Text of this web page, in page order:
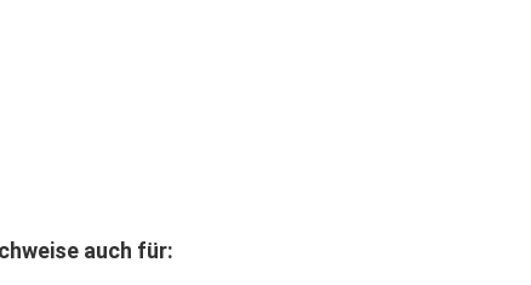
auch für: